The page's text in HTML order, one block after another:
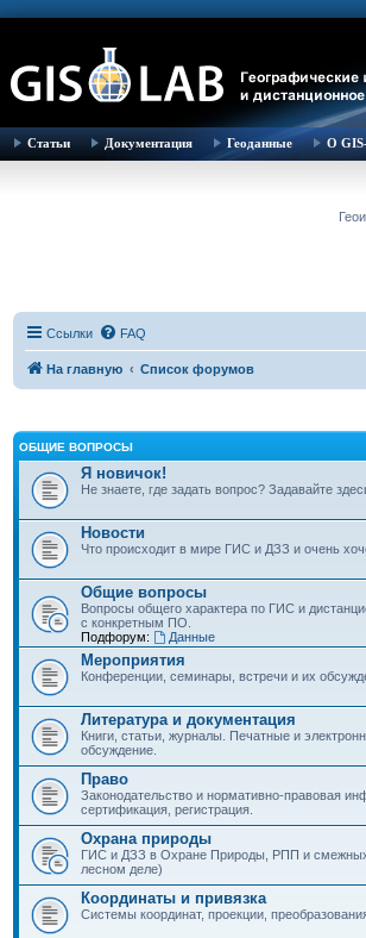
Статьи Документация Геоданные О
Ссылки FAQ
На главную Список форумов
ОБЩИЕ ВОПРОСЫ
Я новичок!
Не знаете, где задать вопрос? Задавайте
Новости
Что происходит в мире ГИС и ДЗЗ и очень
Общие вопросы
Вопросы общего характера по ГИС и
с конкретным ПО.
Подфорум:
Данные
Мероприятия
Конференции, семинары, встречи и их
Литература и документация
Книги, статьи, журналы. Печатные и
обсуждение.
Право
Законодательство и нормативно-правовая
сертификация, регистрация.
Охрана природы
ГИС и ДЗЗ в Охране Природы, РПП и смежных
лесном деле)
Координаты и привязка
Системы координат, проекции,